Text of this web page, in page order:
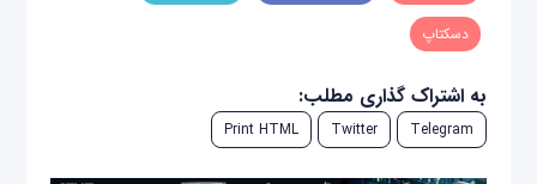
دسکتاپ
به اشتراک گذاری مطلب:
Telegram
Twitter
Print HTML